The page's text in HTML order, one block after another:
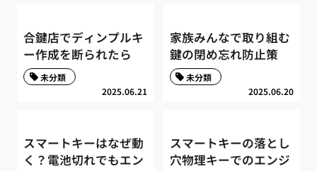
合鍵店でディンプルキ
ー作成を断られたら
2025.06.21
未分類
家族みんなで取り組む
鍵の閉め忘れ防止策
2025.06.20
未分類
スマートキーはなぜ動
く？電池切れでもエン
スマートキーの落とし
穴物理キーでのエンジ